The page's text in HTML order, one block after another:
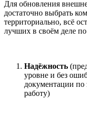
Для обновления
достаточно выбрать
территориально, всё
лучших в своём деле
Надёжность
уровне и без
документации по
работу)